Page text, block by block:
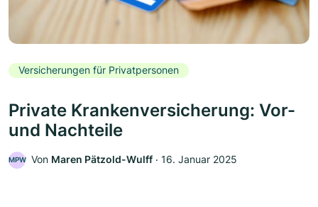
Versicherungen für Privatpersonen
Private Krankenversicherung: Vor-
und Nachteile
MPW Von Maren Pätzold-Wulff ‧ 16. Januar 2025